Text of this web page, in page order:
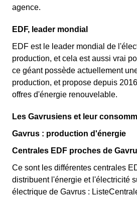
agence.
EDF, leader mondial
EDF est le leader mondial de
production, et cela est aussi vrai
ce géant possède actuellement
production, et propose depuis
offres d'énergie renouvelable.
Les Gavrusiens et leur
Gavrus : production d'énergie
Centrales EDF proches de
Ce sont les différentes centrales
distribuent l'énergie et l'électricité
électrique de Gavrus :